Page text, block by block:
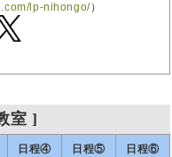
lp-nihongo/）
室 ]
日程④
日程⑤
日程⑥